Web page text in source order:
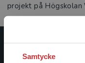
Samtycke
projekt på Högskolan